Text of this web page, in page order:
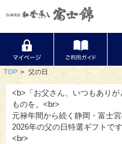
TOP > 父の日
<b>「お父さん、いつもあり
ものを。<br>
元禄年間から続く静岡・富士
2026年の父の日特選ギフトで
<br>